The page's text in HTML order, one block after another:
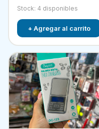
Stock: 4 disponibles
+ Agregar al carrito